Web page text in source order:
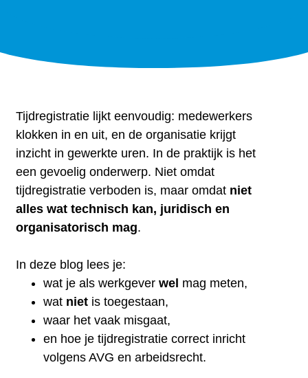
Tijdregistratie lijkt eenvoudig: medewerkers
klokken in en uit, en de organisatie krijgt
inzicht in gewerkte uren. In de praktijk is het
een gevoelig onderwerp. Niet omdat
tijdregistratie verboden is, maar omdat niet
alles wat technisch kan, juridisch en
organisatorisch mag.
In deze blog lees je:
wat je als werkgeverwel mag meten,
wat niet is toegestaan,
waar het vaak misgaat,
en hoe je tijdregistratie correct inricht
volgens AVG en arbeidsrecht.